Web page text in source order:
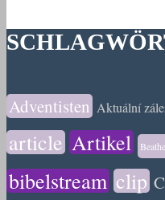
Adventisten Aktuální
article Artikel
bibelstream clip